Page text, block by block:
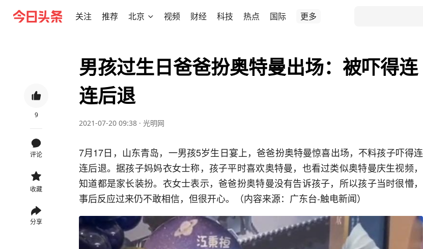
关注 推荐 北京 视频 财经 科技 热点 国际 更多
9
评论
收藏
分享
男孩过生日爸爸扮奥特曼出场：被吓得连
连后退
2021-07-20 09:38 · 光明网
7月17日，山东青岛，一男孩5岁生日宴上，爸爸扮奥特曼惊喜出场，不料孩子吓得连
连后退。据孩子妈妈衣女士称，孩子平时喜欢奥特曼，也看过类似奥特曼庆生视频，
知道都是家长装扮。衣女士表示，爸爸扮奥特曼没有告诉孩子，所以孩子当时很懵，
事后反应过来仍不敢相信，但很开心。（内容来源：广东台-触电新闻）